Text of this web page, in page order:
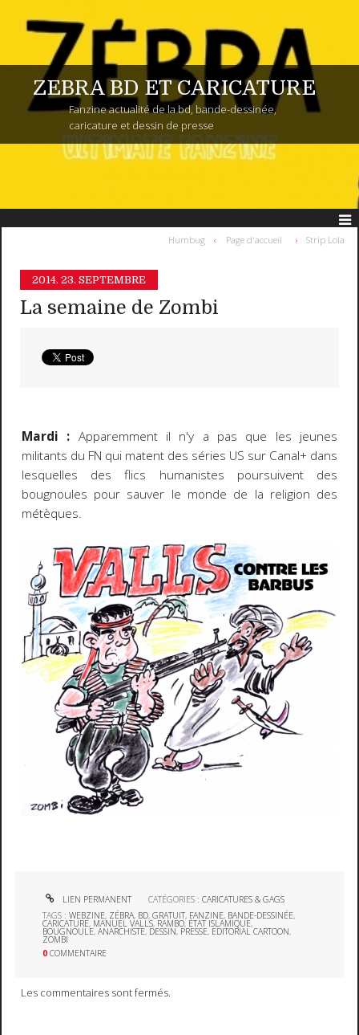
ZEBRA BD ET CARICATURE
Fanzine actualité de la bd, bande-dessinée,
caricature et dessin de presse
Humbug Page d'accueil Strip Lola
2014. 23. SEPTEMBRE
La semaine de Zombi
Mardi : Apparemment il n'y a pas que les jeunes
militants du FN qui matent des séries US sur Canal+ dans
lesquelles des flics humanistes poursuivent des
bougnoules pour sauver le monde de la religion des
métèques.
LIEN PERMANENT CATÉGORIES :CARICATURES & GAGS
TAGS :WEBZINE, ZÉBRA, BD,GRATUIT, FANZINE, BANDE-DESSINÉE,
CARICATURE, MANUEL VALLS, RAMBO, ÉTAT ISLAMIQUE,
BOUGNOULE,ANARCHISTE, DESSIN, PRESSE, EDITORIAL CARTOON,
ZOMBI
0 COMMENTAIRE
Les commentaires sont fermés.